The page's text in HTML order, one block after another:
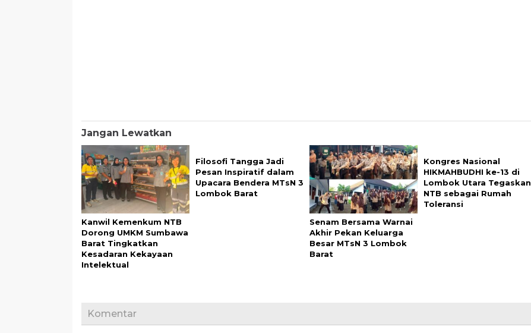
Jangan Lewatkan
Kanwil Kemenkum NTB
Dorong UMKM Sumbawa
Barat Tingkatkan
Kesadaran Kekayaan
Intelektual
Filosofi Tangga Jadi
Pesan Inspiratif dalam
Upacara Bendera MTsN 3
Lombok Barat
Senam Bersama Warnai
Akhir Pekan Keluarga
Besar MTsN 3 Lombok
Barat
Kongres Nasional
HIKMAHBUDHI ke-13 di
Lombok Utara Tegaskan
NTB sebagai Rumah
Toleransi
Komentar